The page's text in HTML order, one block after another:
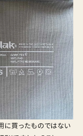
に買ったものではない